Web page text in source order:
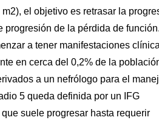
el objetivo es retrasar la
progresión de la pérdida de
a tener manifestaciones
en cerca del 0,2% de la
a un nefrólogo para el
5 queda definida por un IFG
suele progresar hasta requerir